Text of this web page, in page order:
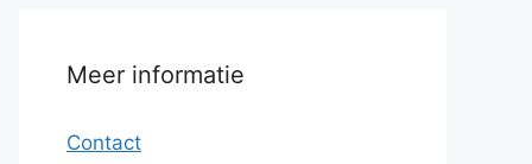
Meer informatie
Contact